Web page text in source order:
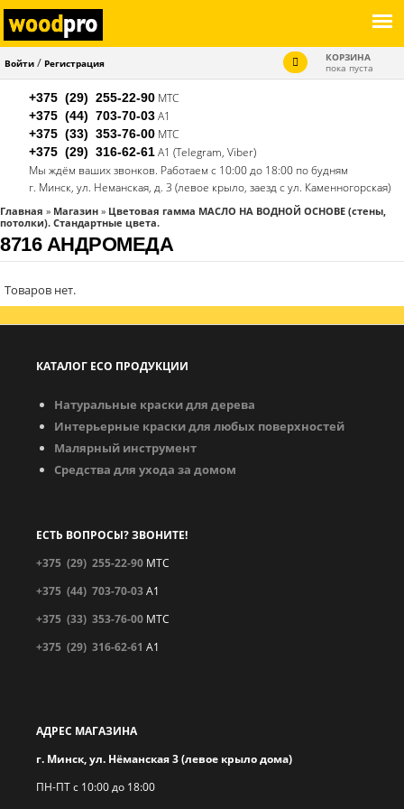
Войти / Регистрация
КОРЗИНА
пока пуста
+375 (29) 255-22-90 МТС
+375 (44) 703-70-03А1
+375 (33) 353-76-00 МТС
+375 (29) 316-62-61А1 (Telegram, Viber)
Мы ждём ваших звонков. Работаем с 10:00 до 18:00 по будням
г. Минск, ул. Неманская, д. 3 (левое крыло, заезд с ул. Каменногорская)
ВЫ
ЗДЕСЬ
Главная » Магазин » Цветовая гамма МАСЛО НА ВОДНОЙ ОСНОВЕ (стены,
потолки). Стандартные цвета.
8716 АНДРОМЕДА
Товаров нет.
КАТАЛОГ ECO ПРОДУКЦИИ
Натуральные краски для дерева
Интерьерные краски для любых поверхностей
Малярный инструмент
Средства для ухода за домом
ЕСТЬ ВОПРОСЫ? ЗВОНИТЕ!
+375 (29) 255-22-90 МТС
+375 (44) 703-70-03A1
+375 (33) 353-76-00 МТС
+375 (29) 316-62-61 A1
АДРЕС МАГАЗИНА
г. Минск, ул. Нёманская 3 (левое крыло дома)
ПН-ПТ с 10:00 до 18:00